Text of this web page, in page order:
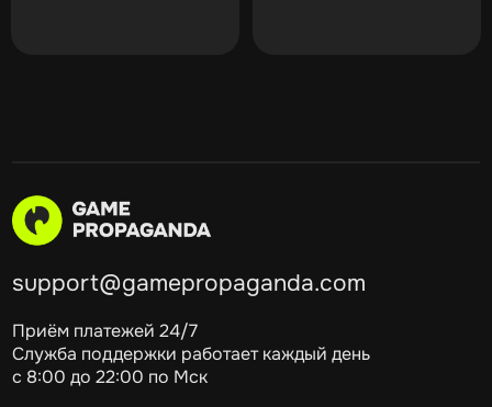
support@gamepropaganda.com
Приём платежей 24/7
Служба поддержки работает каждый день
с 8:00 до 22:00 по Мск